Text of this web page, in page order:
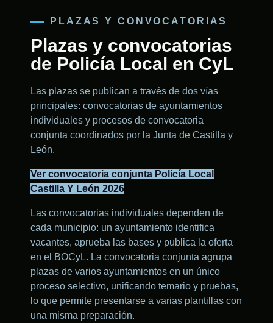
PLAZAS Y CONVOCATORIAS
Plazas y convocatorias
de Policía Local en CyL
Las plazas se publican a través de dos vías
principales: convocatorias de ayuntamientos
individuales y procesos de convocatoria
conjunta coordinados por la Junta de Castilla y
León.
Ver convocatoria conjunta Policía Local
Castilla Y León 2026
Las convocatorias individuales dependen de
cada municipio: un ayuntamiento identifica
vacantes, aprueba las bases y publica la oferta
en el BOCyL. La convocatoria conjunta agrupa
plazas de varios ayuntamientos en un único
proceso selectivo, unificando temario y pruebas,
lo que permite presentarse a varias plantillas con
una misma preparación.